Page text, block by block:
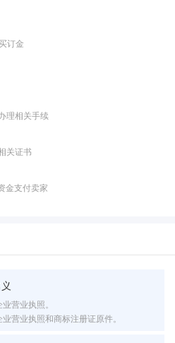
订金
理相关手续
关证书
金支付卖家
营业执照。
营业执照和商标注册证原件。